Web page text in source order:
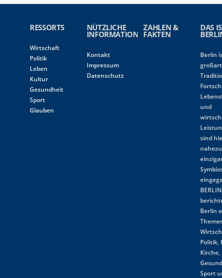
RESSORTS
Wirtschaft
Politik
Leben
Kultur
Gesundheit
Sport
Glauben
NÜTZLICHE
INFORMATIONEN
Kontakt
Impressum
Datenschutz
ZAHLEN &
FAKTEN
DAS
Berlin
und
sind
nahezu
Berlin
Politik,
Kirche,
Sport